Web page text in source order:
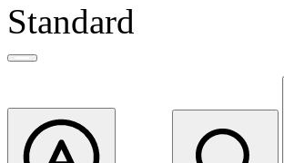
Standard